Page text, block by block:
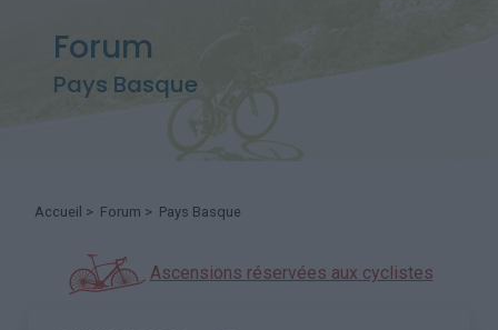
Forum
Pays Basque
Accueil > Forum > Pays Basque
Ascensions réservées aux cyclistes